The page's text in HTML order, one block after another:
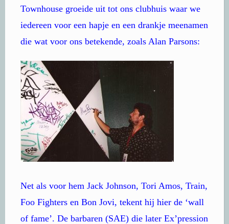
Townhouse groeide uit tot ons clubhuis waar we
iedereen voor een hapje en een drankje meenamen
die wat voor ons betekende, zoals Alan Parsons:
Net als voor hem Jack Johnson, Tori Amos, Train,
Foo Fighters en Bon Jovi, tekent hij hier de ‘wall
of fame’. De barbaren (SAE) die later Ex’pression